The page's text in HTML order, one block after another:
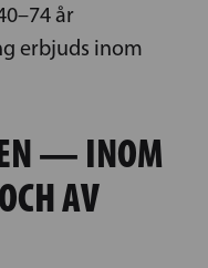
år
erbjuds inom
— INOM
AV